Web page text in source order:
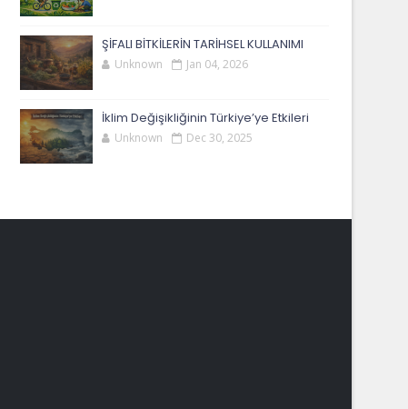
ŞİFALI BİTKİLERİN TARİHSEL KULLANIMI
Unknown Jan 04, 2026
İklim Değişikliğinin Türkiye’ye Etkileri
Unknown Dec 30, 2025